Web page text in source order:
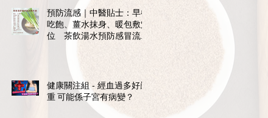
預防流感｜中醫貼士：早餐
吃飽、薑水抹身、暖包敷穴
位 茶飲湯水預防感冒流感
健康關注組 - 經血過多好嚴
重 可能係子宮有病變？